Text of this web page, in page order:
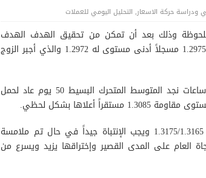
ودراسة حركة الاسعار, التحليل اليومي للعملات
ملحوظة وذلك بعد أن تمكن من تحقيق الهدف الهدف
الرسمي الأول المنشور خلال التحليل السابق عند سعر 1.2975 مسجلاً أدنى مستوى له 1.2972 والذي أجبر الزوج
فنياً وبإلقاء النظر على الرسم البياني فاصل زمني 4 ساعات نجد المتوسط المتحرك البسيط 50 يوم عاد لحمل
أعلاها بشكل لحظي.
هناك إحمتالية لمواصلة الإرتفاع لإعادة إختبار مستوى 1.3175/1.3165 ويجب الإنتباة جيداً في حال تم ملامسة
العام على المدى القصير وإختراقها يزيد ويسرع من